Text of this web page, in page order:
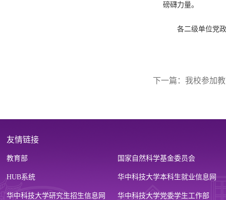
磅礴力量。
各二级单位党
下一篇：我校参加
友情链接
教育部 国家自然科学基金委员会
HUB系统 华中科技大学本科生就业信息网
华中科技大学研究生招生信息网 华中科技大学党委学生工作部